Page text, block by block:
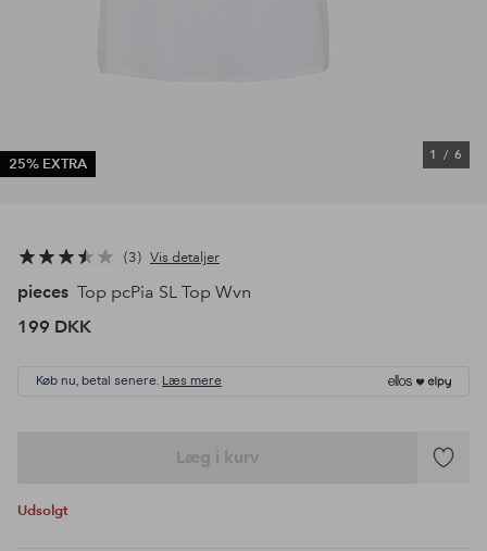
25% EXTRA
1 / 6
3 Vis detaljer
pieces Top pcPia SL Top Wvn
199 DKK
Køb nu, betal senere. Læs mere
Læg i kurv
Tilføj
Udsolgt